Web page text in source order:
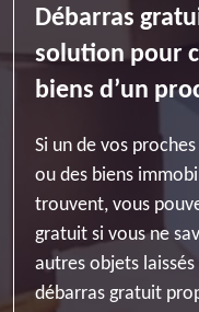
Débarras
solution pour
biens d’un
Si un de vos
ou des biens
trouvent, vous
gratuit si vous ne
autres objets
débarras gratuit